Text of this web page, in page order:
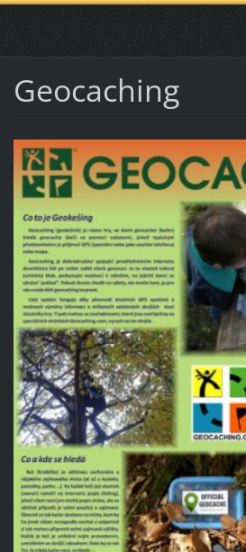
Geocaching